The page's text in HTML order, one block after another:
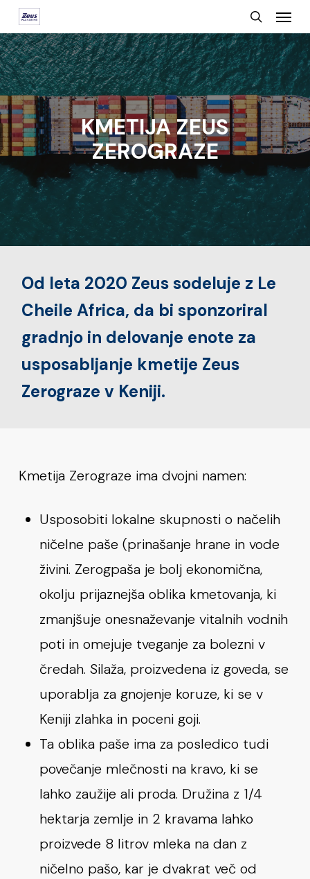
Skip
to
main
content
search
Menu
KMETIJA ZEUS
ZEROGRAZE
Od leta 2020 Zeus sodeluje z Le
Cheile Africa, da bi sponzoriral
gradnjo in delovanje enote za
usposabljanje kmetije Zeus
Zerograze v Keniji.
Kmetija Zerograze ima dvojni namen:
Usposobiti lokalne skupnosti o načelih
ničelne paše (prinašanje hrane in vode
živini. Zerogpaša je bolj ekonomična,
okolju prijaznejša oblika kmetovanja, ki
zmanjšuje onesnaževanje vitalnih vodnih
poti in omejuje tveganje za bolezni v
čredah. Silaža, proizvedena iz goveda, se
uporablja za gnojenje koruze, ki se v
Keniji zlahka in poceni goji.
Ta oblika paše ima za posledico tudi
povečanje mlečnosti na kravo, ki se
lahko zaužije ali proda. Družina z 1/4
hektarja zemlje in 2 kravama lahko
proizvede 8 litrov mleka na dan z
ničelno pašo, kar je dvakrat več od